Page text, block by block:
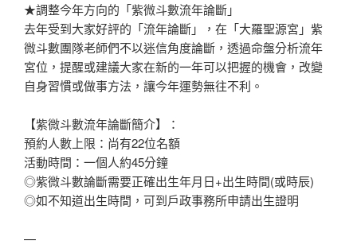
★調整今年方向的「紫微斗數流年論斷」
去年受到大家好評的「流年論斷」，在「大羅聖源宮」紫
微斗數團隊老師們不以迷信角度論斷，透過命盤分析流年
宮位，提醒或建議大家在新的一年可以把握的機會，改變
自身習慣或做事方法，讓今年運勢無往不利。
【紫微斗數流年論斷簡介】：
預約人數上限：尚有22位名額
活動時間：一個人約45分鐘
◎紫微斗數論斷需要正確出生年月日+出生時間(或時辰)
◎如不知道出生時間，可到戶政事務所申請出生證明
—